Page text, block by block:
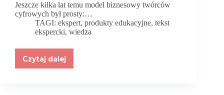
Jeszcze kilka lat temu model biznesowy twórców
cyfrowych był prosty:…
TAGI: ekspert,produkty edukacyjne,tekst
ekspercki, wiedza
Czytaj dalej
Wiedza